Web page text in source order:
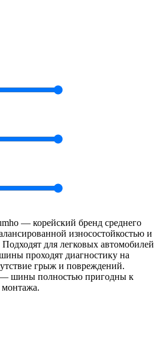
— корейский бренд среднего
износостойкостью и
для легковых автомобилей
проходят диагностику на
грыж и повреждений.
— шины полностью пригодны к
монтажа.